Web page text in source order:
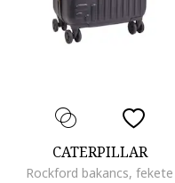
CATERPILLAR
Rockford bakancs, fekete